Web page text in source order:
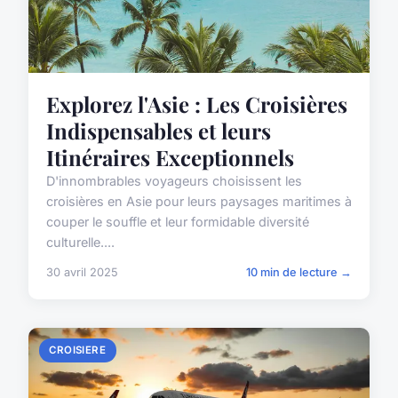
Explorez l'Asie : Les Croisières
Indispensables et leurs
Itinéraires Exceptionnels
D'innombrables voyageurs choisissent les
croisières en Asie pour leurs paysages maritimes à
couper le souffle et leur formidable diversité
culturelle....
30 avril 2025 10 min de lecture →
CROISIERE